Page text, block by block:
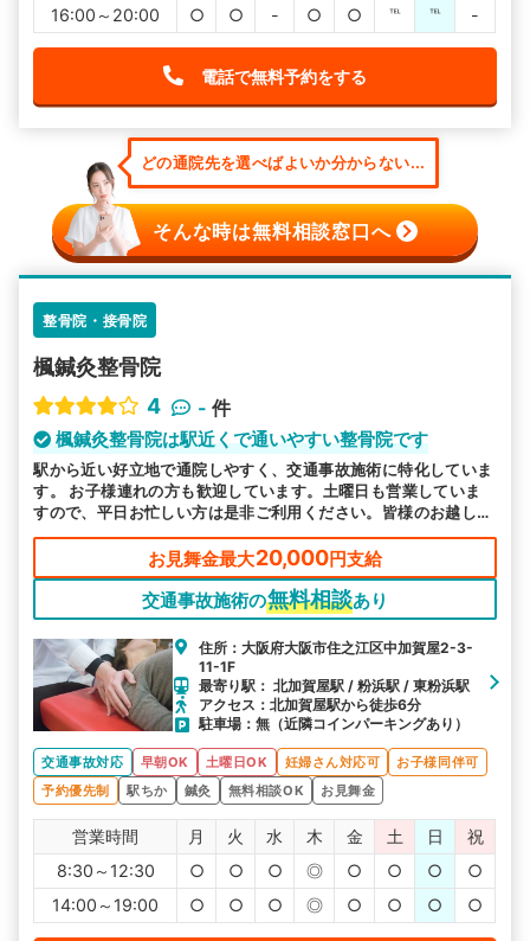
16:00～20:00 ○ ○ - ○ ○ ℡ ℡ -
電話で無料予約をする
どの通院先を選べばよいか分からない...
そんな時は無料相談窓口へ
整骨院・接骨院
楓鍼灸整骨院
4
- 件
楓鍼灸整骨院は駅近くで通いやすい整骨院です
駅から近い好立地で通院しやすく、交通事故施術に特化していま
す。 お子様連れの方も歓迎しています。土曜日も営業していま
すので、平日お忙しい方は是非ご利用ください。皆様のお越しを
お待ちしております。
お見舞金最大20,000円支給
交通事故施術の無料相談あり
住所：大阪府大阪市住之江区中加賀屋2-3-
11-1F
最寄り駅： 北加賀屋駅 / 粉浜駅 / 東粉浜駅
アクセス：北加賀屋駅から徒歩6分
駐車場：無（近隣コインパーキングあり）
交通事故対応 早朝OK 土曜日OK 妊婦さん対応可
お子様同伴可
予約優先制
駅ちか 鍼灸 無料相談OK お見舞金
営業時間 月 火 水 木 金 土 日
祝
8:30～12:30
○ ○ ○ ◎ ○ ○ ○
○
14:00～19:00
○ ○ ○ ◎ ○ ○ ○ ○